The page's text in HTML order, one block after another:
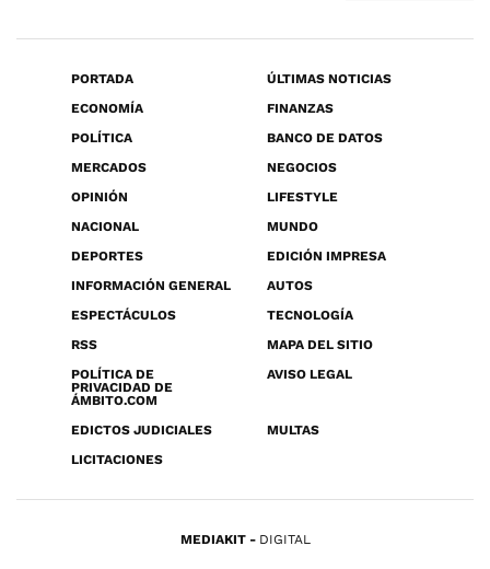
PORTADA
ÚLTIMAS NOTICIAS
ECONOMÍA
FINANZAS
POLÍTICA
BANCO DE DATOS
MERCADOS
NEGOCIOS
OPINIÓN
LIFESTYLE
NACIONAL
MUNDO
DEPORTES
EDICIÓN IMPRESA
INFORMACIÓN GENERAL
AUTOS
ESPECTÁCULOS
TECNOLOGÍA
RSS
MAPA DEL SITIO
POLÍTICA DE
PRIVACIDAD DE
ÁMBITO.COM
AVISO LEGAL
EDICTOS JUDICIALES
MULTAS
LICITACIONES
MEDIAKIT DIGITAL